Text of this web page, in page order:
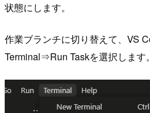
状態にします。
作業ブランチに切り替えて、VS
Terminal⇒Run Taskを選択します。